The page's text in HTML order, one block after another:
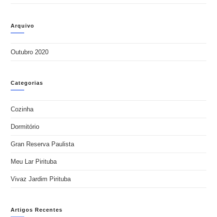
Arquivo
Outubro 2020
Categorias
Cozinha
Dormitório
Gran Reserva Paulista
Meu Lar Pirituba
Vivaz Jardim Pirituba
Artigos Recentes